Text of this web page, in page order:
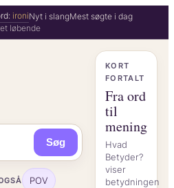
ironiNyt i slangMest søgte i dag
løbende
Søg
POV
KORT
FORTALT
Fra ord
til
mening
Hvad
Betyder?
viser
betydningen